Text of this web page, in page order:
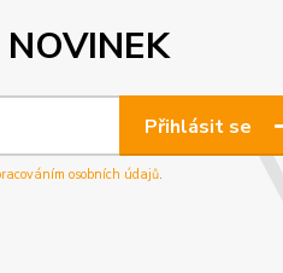
Přihlásit se
osobních údajů.